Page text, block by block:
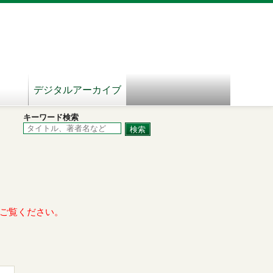
デジタルアーカイブ
キーワード検索
覧ください。